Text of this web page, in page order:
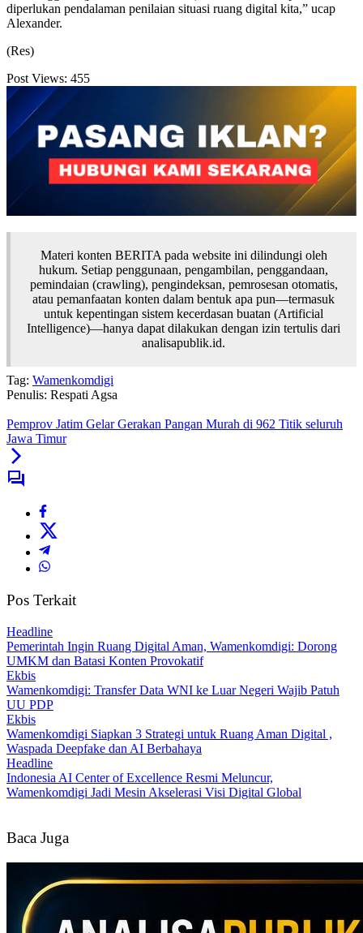
diperlukan pendalaman penilaian situasi ruang digital kita,” ucap
Alexander.
(Res)
Post Views: 455
Materi konten BERITA pada website ini dilindungi oleh
hukum. Setiap penggunaan, pengambilan, penggandaan,
pemindaian (crawling), pengindeksan, pemrosesan otomatis,
atau pemanfaatan konten dalam bentuk apa pun—termasuk
untuk kepentingan sistem kecerdasan buatan (Artificial
Intelligence)—hanya dapat dilakukan dengan izin tertulis dari
analisapublik.id.
Tag: Wamenkomdigi
Penulis: Respati Agsa
Pemprov Jatim Gelar Gerakan Pangan Murah di 962 Titik seluruh
Jawa Timur
Pos Terkait
Headline
Pemerintah Ingin Ruang Digital Aman, Wamenkomdigi: Dorong
UMKM dan Batasi Konten Provokatif
Ekbis
Wamenkomdigi: Transfer Data WNI ke Luar Negeri Wajib Patuh
UU PDP
Ekbis
Wamenkomdigi Siapkan 3 Strategi untuk Ruang Aman Digital ,
Waspada Deepfake dan AI Berbahaya
Headline
Indonesia AI Center of Excellence Resmi Meluncur,
Wamenkomdigi Jadi Mesin Akselerasi Visi Digital Global
Baca Juga